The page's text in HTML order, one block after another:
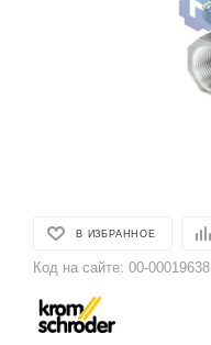
В ИЗБРАННОЕ
Код на сайте: 00-00019638